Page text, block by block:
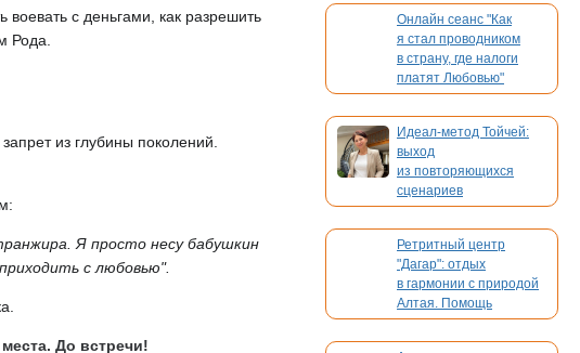
Онлайн сеанс "Как
я стал проводником
в страну, где налоги
платят Любовью"
Идеал-метод Тойчей:
выход
из повторяющихся
сценариев
Ретритный центр
"Дагар": отдых
в гармонии с природой
Алтая. Помощь
в организации вашего
мероприятия
воевать с деньгами, как разрешить
Рода.
из глубины поколений.
Я просто несу бабушкин
с любовью".
До встречи!